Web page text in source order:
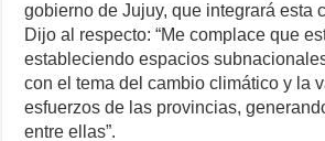
gobierno de Jujuy, que integrará esta
Dijo al respecto: “Me complace que
estableciendo espacios
con el tema del cambio climático y la
esfuerzos de las provincias,
entre ellas”.